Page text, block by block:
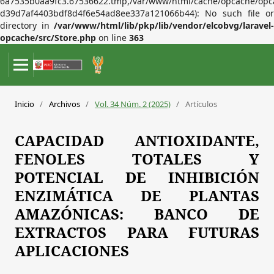
d39d7af4403bdf8d4f6e54ad8ee337a121066b44): No such file or
directory in /var/www/html/lib/pkp/lib/vendor/elcobvg/laravel-
opcache/src/Store.php on line 363
Inicio / Archivos / Vol. 34 Núm. 2 (2025) / Artículos
CAPACIDAD ANTIOXIDANTE,
FENOLES TOTALES Y
POTENCIAL DE INHIBICIÓN
ENZIMÁTICA DE PLANTAS
AMAZÓNICAS: BANCO DE
EXTRACTOS PARA FUTURAS
APLICACIONES